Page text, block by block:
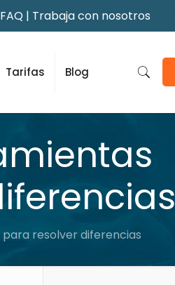
FAQ | Trabaja con nosotros
Tarifas Blog
resolver diferencias